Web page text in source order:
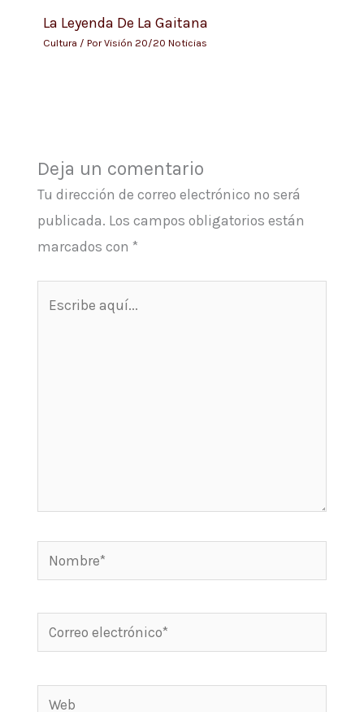
La Leyenda De La Gaitana
Cultura / PorVisión 20/20 Noticias
Deja un comentario
Tu dirección de correo electrónico no será
publicada. Los campos obligatorios están
marcados con *
Nombre*
Correo
electrónico*
Web